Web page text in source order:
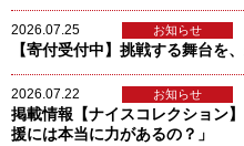
2026.07.25 お知らせ
【寄付受付中】挑戦する舞台を
2026.07.22 お知らせ
掲載情報【ナイスコレクション
援には本当に力があるの？」